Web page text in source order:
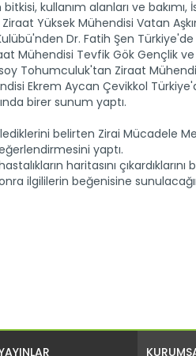
kullanım alanları ve bakımı,
Yüksek Mühendisi Vatan
Dr. Fatih Şen
Mühendisi Tevfik Gök Gençlik ve
Tohumculuk'tan Ziraat
Ekrem Aycan Çevikkol
birer sunum yaptı.
belirten Zirai Mücadele
yaptı.
haritasını çıkardıklarını
ilgililerin beğenisine